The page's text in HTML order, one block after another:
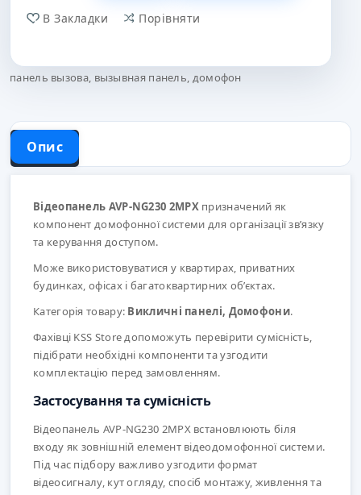
В Закладки Порівняти
панель вызова, вызывная панель, домофон
Опис
Відеопанель AVP-NG230 2MPXпризначений як
компонент домофонної системи для організації зв’язку
та керування доступом.
Може використовуватися у квартирах, приватних
будинках, офісах і багатоквартирних об’єктах.
Категорія товару: Викличні панелі, Домофони.
Фахівці KSS Store допоможуть перевірити сумісність,
підібрати необхідні компоненти та узгодити
комплектацію перед замовленням.
Застосування та сумісність
Відеопанель AVP-NG230 2MPX встановлюють біля
входу як зовнішній елемент відеодомофонної системи.
Під час підбору важливо узгодити формат
відеосигналу, кут огляду, спосіб монтажу, живлення та